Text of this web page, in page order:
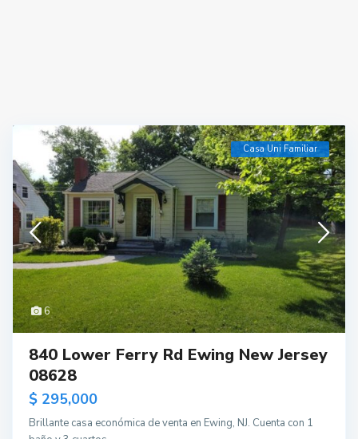
6
Casa Uni Familiar
840 Lower Ferry Rd Ewing New Jersey
08628
$ 295,000
Brillante casa económica de venta en Ewing, NJ. Cuenta con 1